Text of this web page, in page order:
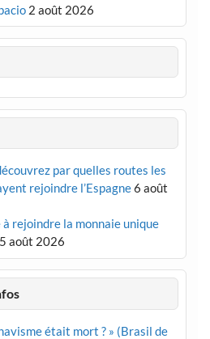
2 août 2026
par quelles routes les
rejoindre l’Espagne6 août
à rejoindre la monnaie unique
5 août 2026
était mort ? » (Brasil de